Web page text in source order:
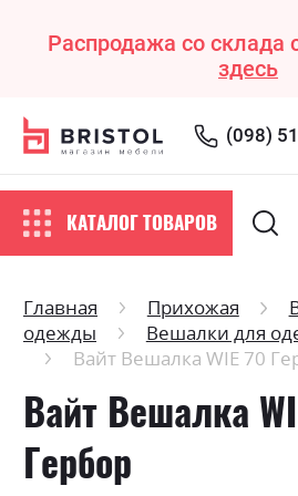
Распродажа со склада
здесь
(098)
КАТАЛОГ ТОВАРОВ
Главная Прихожая
одежды
Вешалки для
Вайт Вешалка WIE 70
Вайт Вешалка
Гербор